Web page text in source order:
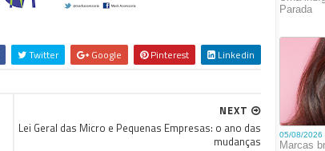
Twitter Google Pinterest Linkedin
NEXT
Lei Geral das Micro e Pequenas Empresas: o ano das
mudanças